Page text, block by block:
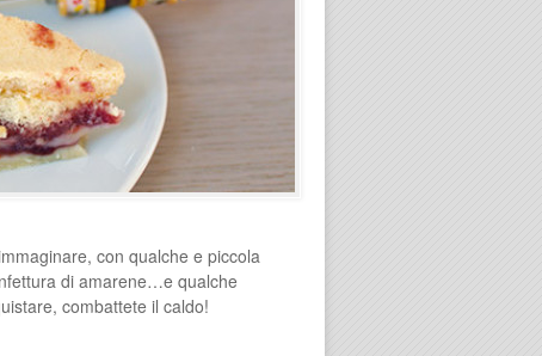
con qualche e piccola
di amarene…e qualche
combattete il caldo!